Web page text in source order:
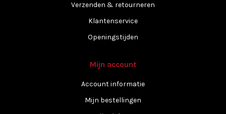
Verzenden & retourneren
Klantenservice
Openingstijden
Mijn account
Account informatie
Mijn bestellingen